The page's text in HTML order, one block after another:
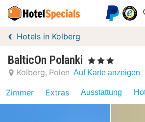
Hotels in Kolberg
BalticOn Polanki , 3 Sterne
Kolberg Polen Auf Karte anzeigen
Zimmer Extras Ausstattung